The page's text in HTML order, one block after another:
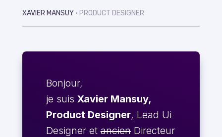
XAVIER MANSUY • PRODUCT DESIGNER
Bonjour,
je suis Xavier Mansuy,
Product Designer, Lead Ui
Designer etancienDirecteur